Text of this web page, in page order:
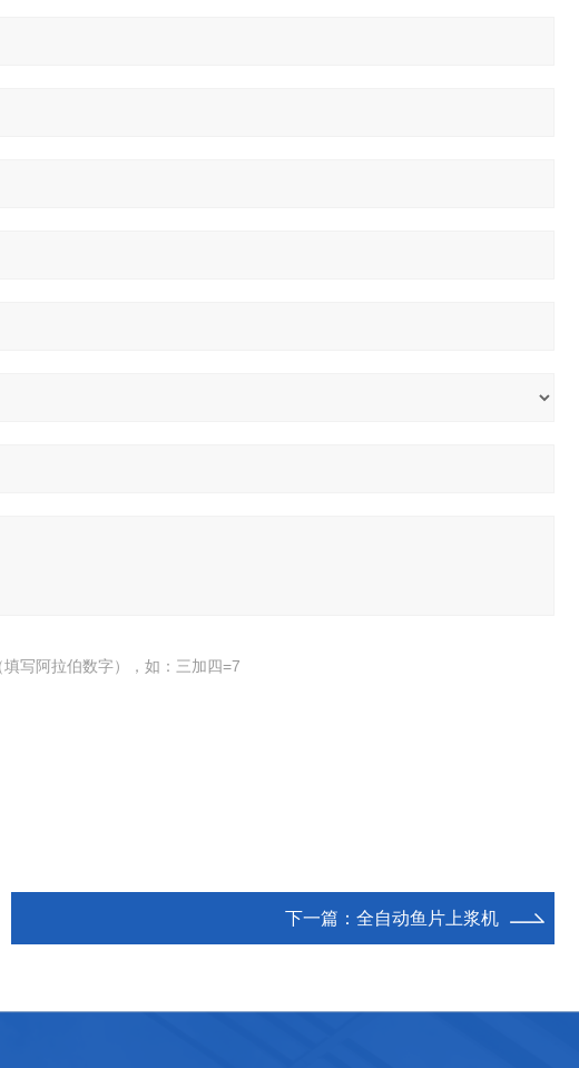
写阿拉伯数字），如：三加四=7
下一篇： 全自动鱼片上浆机